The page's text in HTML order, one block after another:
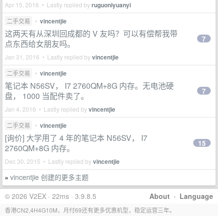
Apr 15, 2016 • Lastly replied byruguoniyuanyi
二手交易 • vincentjie
这两天有从深圳回成都的 V 友吗？可以有偿帮我带
点东西给女朋友吗。
Jan 31, 2016 • Lastly replied byvincentjie
7
二手交易 • vincentjie
笔记本 N56SV， I7 2760QM+8G 内存。无电池硬
盘， 1000 当配件卖了。
Jan 4, 2016 • Lastly replied byvincentjie
7
二手交易 • vincentjie
[询价] 大学用了 4 年的笔记本 N56SV， I7
2760QM+8G 内存。
Dec 30, 2015 • Lastly replied byvincentjie
15
» vincentjie 创建的更多主题
About · Language
© 2026 V2EX · 22ms · 3.9.8.5
香港CN2,4H4G10M，月付69还有更多优惠机型，稳定运营三年。